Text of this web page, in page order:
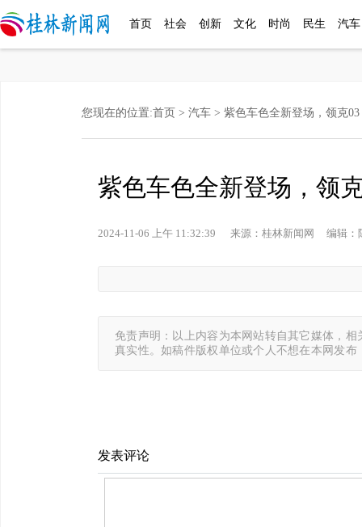
首页 社会 创新 文化 时尚 民生 汽车
您现在的位置:首页 > 汽车 > 紫色车色全新登场，领克
紫色车色全新登场，领
2024-11-06 上午 11:32:39 来源：桂林新闻网 编辑
免责声明：以上内容为本网站转自其它媒体，
真实性。如稿件版权单位或个人不想在本网发
发表评论